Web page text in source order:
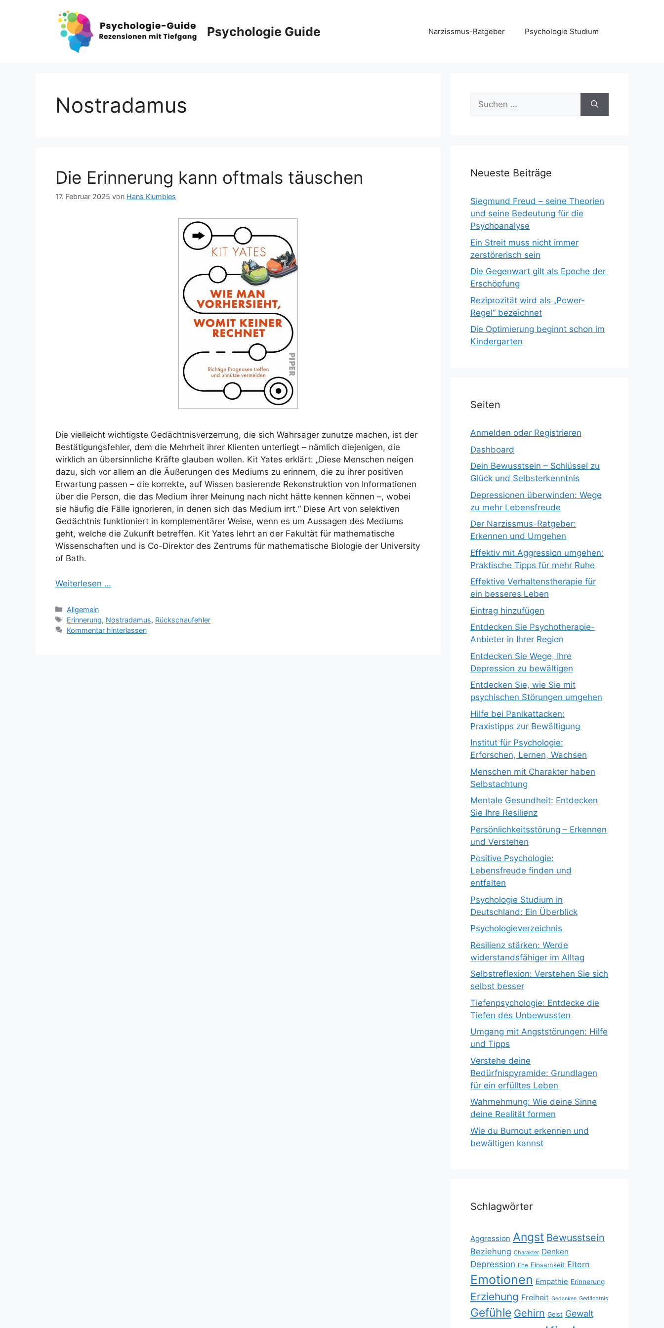
Psychologie Guide Narzissmus-Ratgeber Psychologie Studium
Nostradamus
Die Erinnerung kann oftmals täuschen
17. Februar 2025 von Hans Klumbies
Die vielleicht wichtigste Gedächtnisverzerrung, die sich Wahrsager zunutze machen, ist der
Bestätigungsfehler, dem die Mehrheit ihrer Klienten unterliegt – nämlich diejenigen, die
wirklich an übersinnliche Kräfte glauben wollen. Kit Yates erklärt: „Diese Menschen neigen
dazu, sich vor allem an die Äußerungen des Mediums zu erinnern, die zu ihrer positiven
Erwartung passen – die korrekte, auf Wissen basierende Rekonstruktion von Informationen
über die Person, die das Medium ihrer Meinung nach nicht hätte kennen können –, wobei
sie häufig die Fälle ignorieren, in denen sich das Medium irrt.“ Diese Art von selektiven
Gedächtnis funktioniert in komplementärer Weise, wenn es um Aussagen des Mediums
geht, welche die Zukunft betreffen. Kit Yates lehrt an der Fakultät für mathematische
Wissenschaften und is Co-Direktor des Zentrums für mathematische Biologie der University
of Bath.
Weiterlesen …
Kategorien
Allgemein
Schlagwörter
Erinnerung, Nostradamus, Rückschaufehler
Kommentar hinterlassen
Suchen
nach:
Neueste Beiträge
Siegmund Freud – seine Theorien
und seine Bedeutung für die
Psychoanalyse
Ein Streit muss nicht immer
zerstörerisch sein
Die Gegenwart gilt als Epoche der
Erschöpfung
Reziprozität wird als „Power-
Regel“ bezeichnet
Die Optimierung beginnt schon im
Kindergarten
Seiten
Anmelden oder Registrieren
Dashboard
Dein Bewusstsein – Schlüssel zu
Glück und Selbsterkenntnis
Depressionen überwinden: Wege
zu mehr Lebensfreude
Der Narzissmus-Ratgeber:
Erkennen und Umgehen
Effektiv mit Aggression umgehen:
Praktische Tipps für mehr Ruhe
Effektive Verhaltenstherapie für
ein besseres Leben
Eintrag hinzufügen
Entdecken Sie Psychotherapie-
Anbieter in Ihrer Region
Entdecken Sie Wege, Ihre
Depression zu bewältigen
Entdecken Sie, wie Sie mit
psychischen Störungen umgehen
Hilfe bei Panikattacken:
Praxistipps zur Bewältigung
Institut für Psychologie:
Erforschen, Lernen, Wachsen
Menschen mit Charakter haben
Selbstachtung
Mentale Gesundheit: Entdecken
Sie Ihre Resilienz
Persönlichkeitsstörung – Erkennen
und Verstehen
Positive Psychologie:
Lebensfreude finden und
entfalten
Psychologie Studium in
Deutschland: Ein Überblick
Psychologieverzeichnis
Resilienz stärken: Werde
widerstandsfähiger im Alltag
Selbstreflexion: Verstehen Sie sich
selbst besser
Tiefenpsychologie: Entdecke die
Tiefen des Unbewussten
Umgang mit Angststörungen: Hilfe
und Tipps
Verstehe deine
Bedürfnispyramide: Grundlagen
für ein erfülltes Leben
Wahrnehmung: Wie deine Sinne
deine Realität formen
Wie du Burnout erkennen und
bewältigen kannst
Schlagwörter
Aggression Angst Bewusstsein
Beziehung Charakter Denken
Depression Ehe Einsamkeit Eltern
Emotionen Empathie Erinnerung
Erziehung Freiheit Gedanken Gedächtnis
Gefühle Gehirn Geist Gewalt